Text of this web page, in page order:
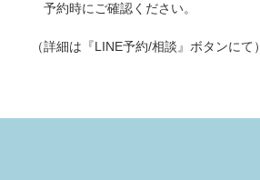
予約時にご確認ください。
（詳細は『LINE予約/相談』ボタンにて）